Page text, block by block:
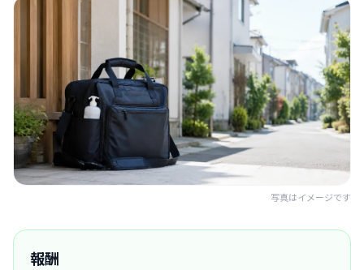
写真はイメージです
報酬